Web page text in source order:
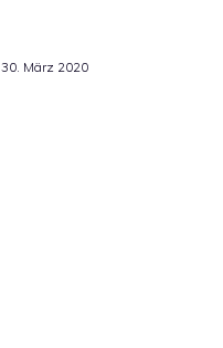
30. März 2020